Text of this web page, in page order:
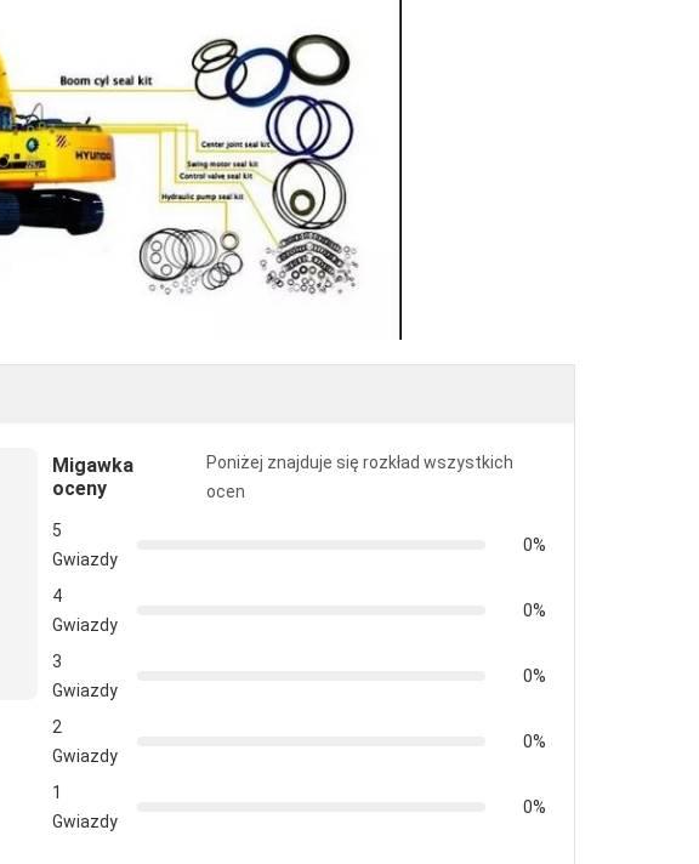
Migawka
oceny
Poniżej znajduje się rozkład wszystkich
ocen
5
Gwiazdy
0%
4
Gwiazdy
0%
3
Gwiazdy
0%
2
Gwiazdy
0%
1
Gwiazdy
0%